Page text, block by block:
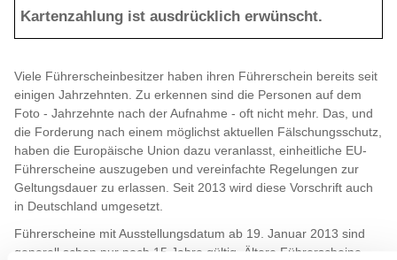
Kartenzahlung ist ausdrücklich erwünscht.
Viele Führerscheinbesitzer haben ihren Führerschein bereits seit
einigen Jahrzehnten. Zu erkennen sind die Personen auf dem
Foto - Jahrzehnte nach der Aufnahme - oft nicht mehr. Das, und
die Forderung nach einem möglichst aktuellen Fälschungsschutz,
haben die Europäische Union dazu veranlasst, einheitliche EU-
Führerscheine auszugeben und vereinfachte Regelungen zur
Geltungsdauer zu erlassen. Seit 2013 wird diese Vorschrift auch
in Deutschland umgesetzt.
Führerscheine mit Ausstellungsdatum ab 19. Januar 2013 sind
generell schon nur noch 15 Jahre gültig. Ältere Führerscheine